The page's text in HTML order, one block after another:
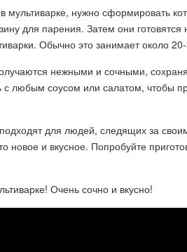
мультиварке, нужно сформировать
для парения. Затем они
Обычно это занимает около
нежными и сочными,
любым соусом или салатом, чтобы
для людей, следящих за
новое и вкусное. Попробуйте
Очень сочно и вкусно!